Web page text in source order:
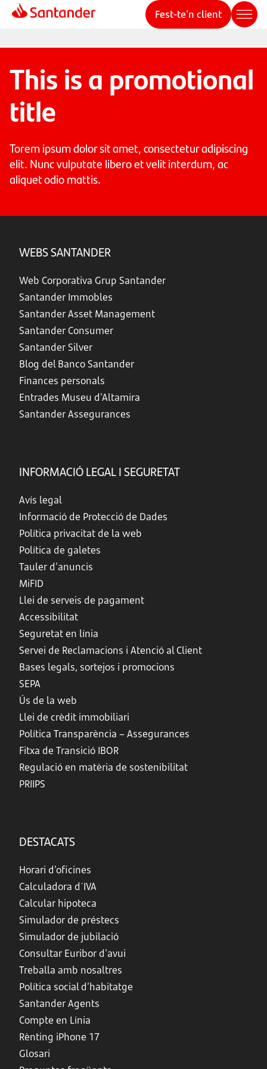
Fest-te'n client
This is a promotional
title
Torem ipsum dolor sit amet, consectetur adipiscing
elit. Nunc vulputate libero et velit interdum, ac
aliquet odio mattis.
WEBS SANTANDER
Web Corporativa Grup Santander
Santander Immobles
Santander Asset Management
Santander Consumer
Santander Silver
Blog del Banco Santander
Finances personals
Entrades Museu d'Altamira
Santander Assegurances
INFORMACIÓ LEGAL I SEGURETAT
Avís legal
Informació de Protecció de Dades
Política privacitat de la web
Política de galetes
Tauler d’anuncis
MiFID
Llei de serveis de pagament
Accessibilitat
Seguretat en línia
Servei de Reclamacions i Atenció al Client
Bases legals, sortejos i promocions
SEPA
Ús de la web
Llei de crèdit immobiliari
Política Transparència – Assegurances
Fitxa de Transició IBOR
Regulació en matèria de sostenibilitat
PRIIPS
DESTACATS
Horari d’oficines
Calculadora d´IVA
Calcular hipoteca
Simulador de préstecs
Simulador de jubilació
Consultar Euribor d'avui
Treballa amb nosaltres
Política social d’habitatge
Santander Agents
Compte en Línia
Rènting iPhone 17
Glosari